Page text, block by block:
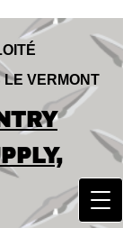
IN
VERMONT